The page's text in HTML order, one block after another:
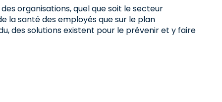
organisations, quel que soit le secteur
la santé des employés que sur le plan
des solutions existent pour le prévenir et y faire